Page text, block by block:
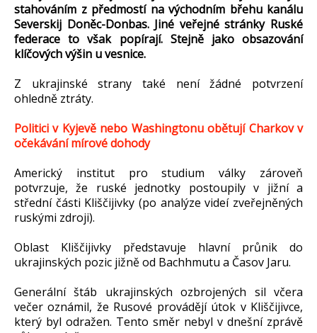
stahováním z předmostí na východním břehu kanálu
Severskij Doněc-Donbas. Jiné veřejné stránky Ruské
federace to však popírají. Stejně jako obsazování
klíčových výšin u vesnice.
Z ukrajinské strany také není žádné potvrzení
ohledně ztráty.
Politici v Kyjevě nebo Washingtonu obětují Charkov v
očekávání mírové dohody
Americký institut pro studium války zároveň
potvrzuje, že ruské jednotky postoupily v jižní a
střední části Kliščijivky (po analýze videí zveřejněných
ruskými zdroji).
Oblast Kliščijivky představuje hlavní průnik do
ukrajinských pozic jižně od Bachhmutu a Časov Jaru.
Generální štáb ukrajinských ozbrojených sil včera
večer oznámil, že Rusové provádějí útok v Kliščijivce,
který byl odražen. Tento směr nebyl v dnešní zprávě